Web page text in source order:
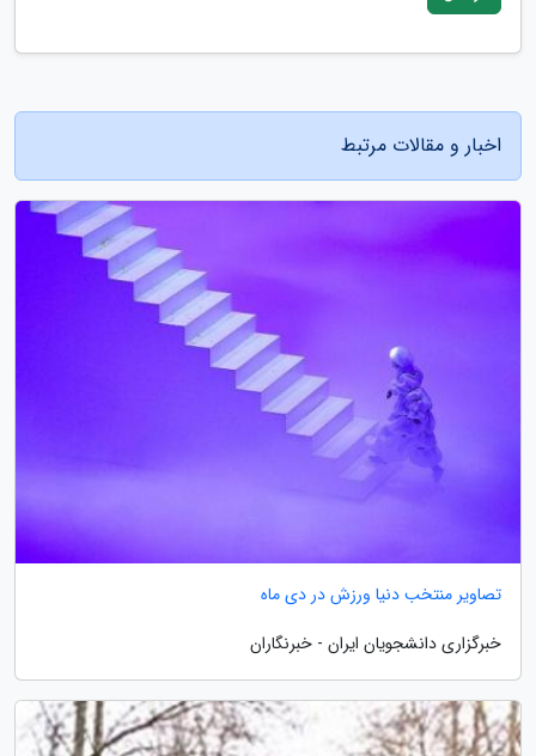
اخبار و مقالات مرتبط
تصاویر منتخب دنیا ورزش در دی ماه
خبرگزاری دانشجویان ایران - خبرنگاران